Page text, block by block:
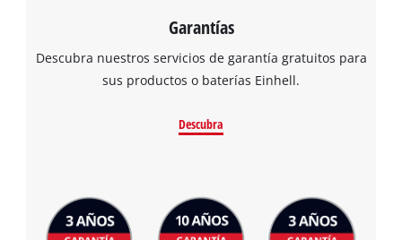
Garantías
Descubra nuestros servicios de garantía gratuitos para
sus productos o baterías Einhell.
Descubra